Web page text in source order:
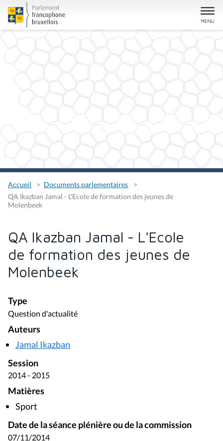
Accueil
Documents parlementaires
QA Ikazban Jamal - L'Ecole de formation des jeunes de
Molenbeek
QA Ikazban Jamal - L'Ecole
de formation des jeunes de
Molenbeek
Type
Question d'actualité
Auteurs
Jamal Ikazban
Session
2014 - 2015
Matières
Sport
Date de la séance plénière ou de la commission
07/11/2014